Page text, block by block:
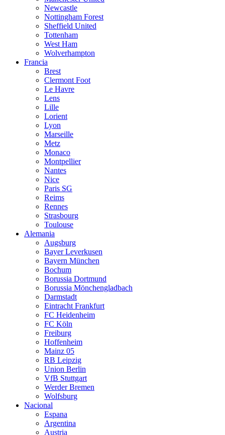
Newcastle
Nottingham Forest
Sheffield United
Tottenham
West Ham
Wolverhampton
Francia
Brest
Clermont Foot
Le Havre
Lens
Lille
Lorient
Lyon
Marseille
Metz
Monaco
Montpellier
Nantes
Nice
Paris SG
Reims
Rennes
Strasbourg
Toulouse
Alemania
Augsburg
Bayer Leverkusen
Bayern München
Bochum
Borussia Dortmund
Borussia Mönchengladbach
Darmstadt
Eintracht Frankfurt
FC Heidenheim
FC Köln
Freiburg
Hoffenheim
Mainz 05
RB Leipzig
Union Berlin
VfB Stuttgart
Werder Bremen
Wolfsburg
Nacional
Espana
Argentina
Austria